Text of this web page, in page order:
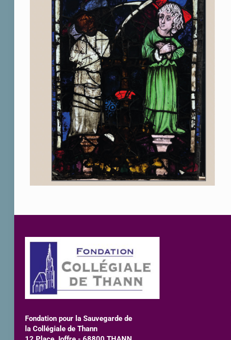
Fondation pour la Sauvegarde de
la Collégiale de Thann